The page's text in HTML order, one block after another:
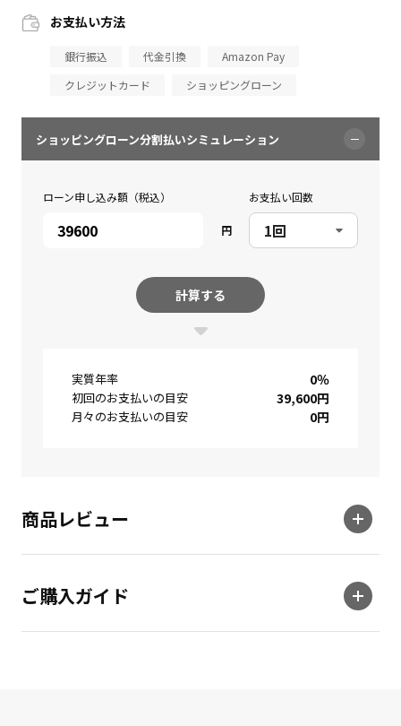
お支払い方法
銀行振込 代金引換
Amazon Pay
クレジットカード
ショッピングローン
ショッピングローン分割払いシミュレーション
ローン申し込み額（税込）
円
お支払い回数
計算する
実質年率 0％
初回のお支払いの目安 39,600円
月々のお支払いの目安 0円
商品レビュー
ご購入ガイド